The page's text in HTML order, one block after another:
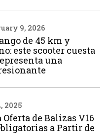
9, 2026
de 45 km y
este scooter cuesta
una
2025
Oferta de Balizas V16
a Partir de